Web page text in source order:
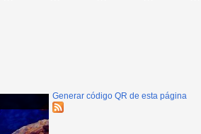
Generar código QR de esta página